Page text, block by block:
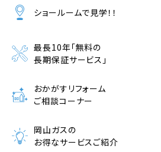
ショールームで見学！！
最長10年「無料の
長期保証サービス」
おかがすリフォーム
ご相談コーナー
岡山ガスの
お得なサービスご紹介